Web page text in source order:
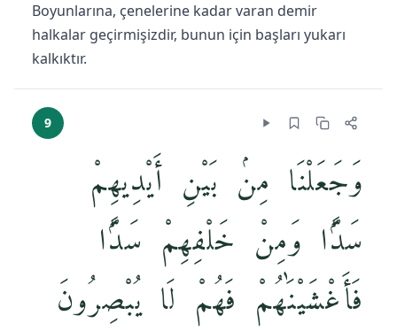
Boyunlarına, çenelerine kadar varan demir
halkalar geçirmişizdir, bunun için başları yukarı
kalkıktır.
9
وَجَعَلْنَا مِنۢ بَيْنِ أَيْدِيهِمْ
سَدًّۭا وَمِنْ خَلْفِهِمْ سَدًّۭا
فَأَغْشَيْنَٰهُمْ فَهُمْ لَا يُبْصِرُونَ